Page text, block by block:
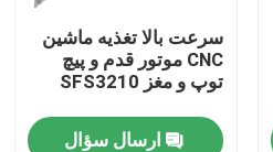
سرعت بالا تغذیه ماشین
CNC موتور قدم و پیچ
توپ و مغز SFS3210
ارسال سؤال